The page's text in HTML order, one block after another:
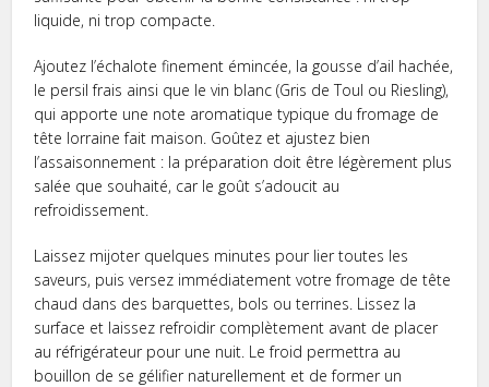
liquide, ni trop compacte.
Ajoutez l’échalote finement émincée, la gousse d’ail hachée,
le persil frais ainsi que le vin blanc (Gris de Toul ou Riesling),
qui apporte une note aromatique typique du fromage de
tête lorraine fait maison. Goûtez et ajustez bien
l’assaisonnement : la préparation doit être légèrement plus
salée que souhaité, car le goût s’adoucit au
refroidissement.
Laissez mijoter quelques minutes pour lier toutes les
saveurs, puis versez immédiatement votre fromage de tête
chaud dans des barquettes, bols ou terrines. Lissez la
surface et laissez refroidir complètement avant de placer
au réfrigérateur pour une nuit. Le froid permettra au
bouillon de se gélifier naturellement et de former un